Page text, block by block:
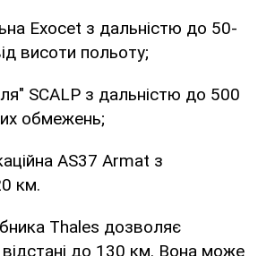
Exocet з дальністю до 50-
висоти польоту;
SCALP з дальністю до 500
обмежень;
AS37 Armat з
км.
Thales дозволяє
відстані до 130 км. Вона може